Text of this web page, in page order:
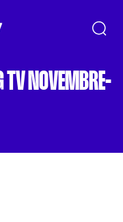
TV NOVEMBRE-